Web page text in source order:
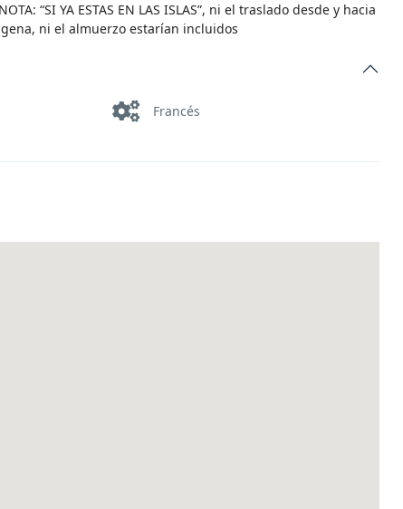
NOTA: “SI YA ESTAS EN LAS ISLAS”, ni el traslado desde y hacia
ni el almuerzo estarían incluidos
Francés